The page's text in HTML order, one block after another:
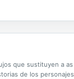
que sustituyen a
de los